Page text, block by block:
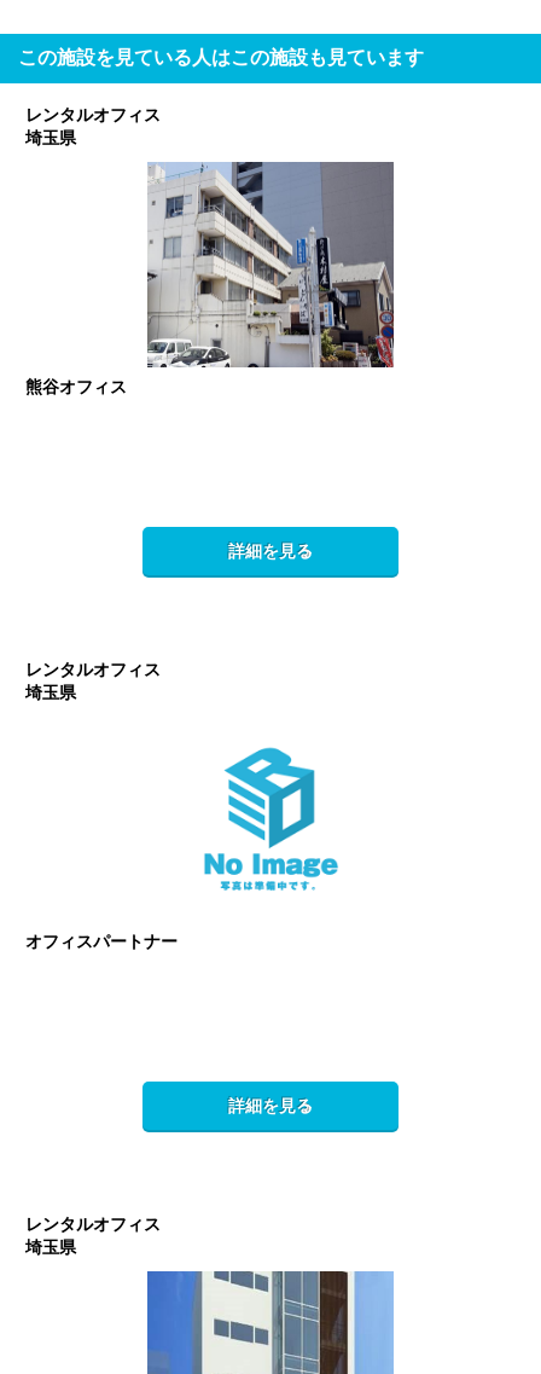
この施設を見ている人はこの施設も見ています
レンタルオフィス
埼玉県
熊谷オフィス
詳細を見る
レンタルオフィス
埼玉県
オフィスパートナー
詳細を見る
レンタルオフィス
埼玉県